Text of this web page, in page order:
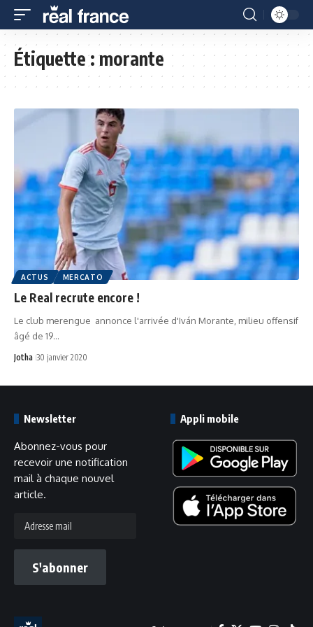
Étiquette :morante
ACTUS MERCATO
Le Real recrute encore !
Le club merengue annonce l'arrivée d'Iván Morante, milieu offensif
âgé de 19…
Jotha 30 janvier 2020
Newsletter
Abonnez-vous pour
recevoir une notification
mail à chaque nouvel
article.
mail
S'abonner
Appli mobile